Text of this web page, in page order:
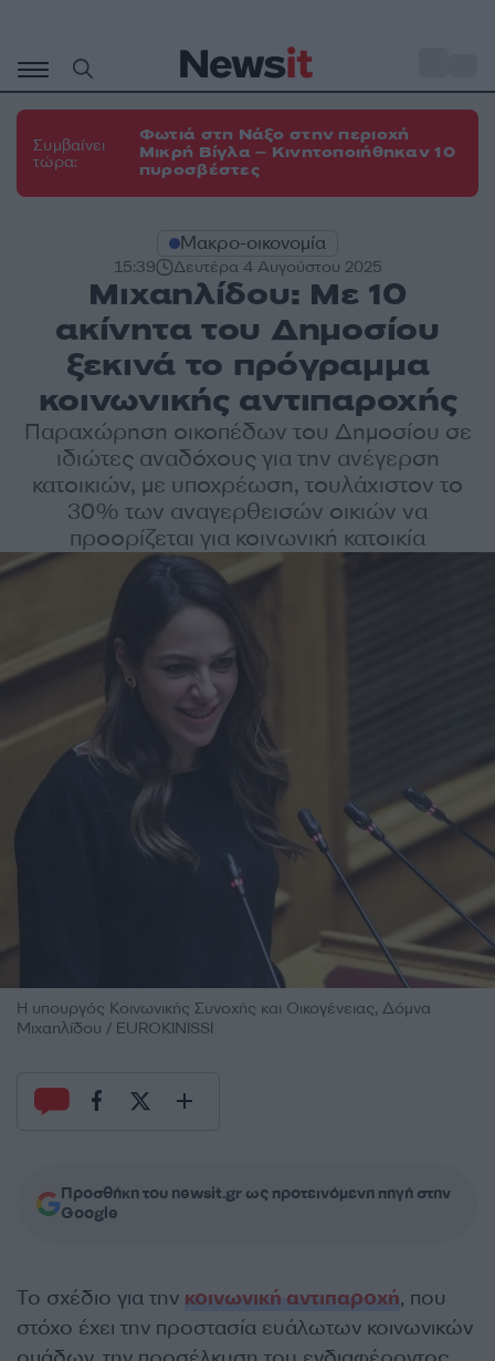
περιεχόμενο
Συμβαίνει
τώρα:
Φωτιά στη Νάξο στην περιοχή
Μικρή Βίγλα – Κινητοποιήθηκαν 10
πυροσβέστες
Μακρο-οικονομία
15:39 Δευτέρα 4 Αυγούστου 2025
Μιχαηλίδου: Με 10
ακίνητα του Δημοσίου
ξεκινά το πρόγραμμα
κοινωνικής αντιπαροχής
Παραχώρηση οικοπέδων του Δημοσίου σε
ιδιώτες αναδόχους για την ανέγερση
κατοικιών, με υποχρέωση, τουλάχιστον το
30% των αναγερθεισών οικιών να
προορίζεται για κοινωνική κατοικία
Η υπουργός Κοινωνικής Συνοχής και Οικογένειας, Δόμνα
Μιχαηλίδου / EUROKINISSI
Προσθήκη του newsit.gr ως προτεινόμενη πηγή στην
Google
Το σχέδιο για την κοινωνική αντιπαροχή, που
στόχο έχει την προστασία ευάλωτων κοινωνικών